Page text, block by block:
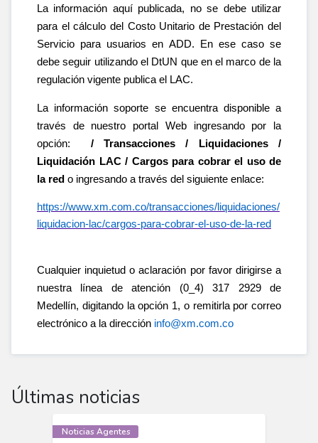
La información aquí publicada, no se debe utilizar
para el cálculo del Costo Unitario de Prestación del
Servicio para usuarios en ADD. En ese caso se
debe seguir utilizando el DtUN que en el marco de la
regulación vigente publica el LAC.
La información soporte se encuentra disponible a
través de nuestro portal Web ingresando por la
opción: / Transacciones / Liquidaciones /
Liquidación LAC / Cargos para cobrar el uso de
la red o ingresando a través del siguiente enlace:
https://www.xm.com.co/transacciones/liquidaciones/
liquidacion-lac/cargos-para-cobrar-el-uso-de-la-red
Cualquier inquietud o aclaración por favor dirigirse a
nuestra línea de atención (0_4) 317 2929 de
Medellín, digitando la opción 1, o remitirla por correo
electrónico a la dirección info@xm.com.co
Últimas noticias
Noticias Agentes